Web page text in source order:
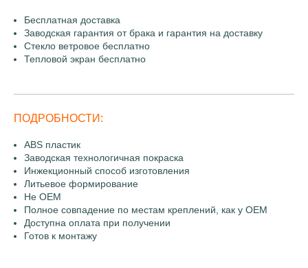
Бесплатная доставка
Заводская гарантия от брака и гарантия на доставку
Стекло ветровое бесплатно
Тепловой экран бесплатно
ПОДРОБНОСТИ:
ABS пластик
Заводская технологичная покраска
Инжекционный способ изготовления
Литьевое формирование
Не OEM
Полное совпадение по местам креплений, как у OEM
Доступна оплата при получении
Готов к монтажу